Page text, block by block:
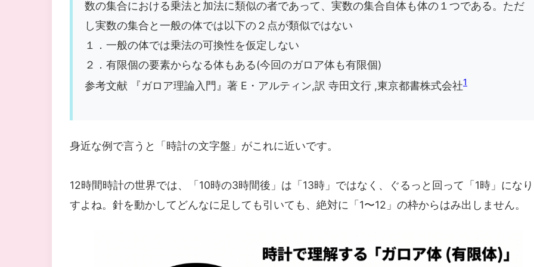
数の集合における乗法と加法に類似の者であって、実数の集合自体も体の１つである。ただ
し実数の集合と一般の体では以下の２点が類似ではない
１．一般の体では乗法の可換性を仮定しない
２．有限個の要素からなる体もある(今回のガロア体も有限個)
参考文献 『ガロア理論入門』著 E・アルティン,訳 寺田文行 ,東京都書株式会社1
身近な例で言うと「時計の文字盤」がこれに近いです。
12時間時計の世界では、「10時の3時間後」は「13時」ではなく、ぐるっと回って「1時」にな
すよね。針を動かしてどんなに足しても引いても、絶対に「1〜12」の枠からはみ出しません。